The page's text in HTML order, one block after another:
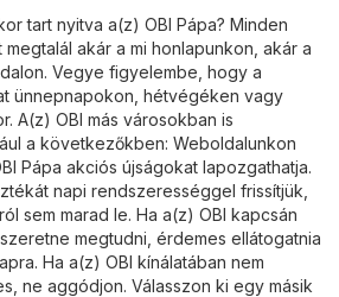
tart nyitva a(z) OBI Pápa? Minden
akár a mi honlapunkon, akár a
Vegye figyelembe, hogy a
ünnepnapokon, hétvégéken vagy
A(z) OBI más városokban is
a következőkben: Weboldalunkon
Pápa akciós újságokat lapozgathatja.
napi rendszerességgel frissítjük,
sem marad le. Ha a(z) OBI kapcsán
megtudni, érdemes ellátogatnia
Ha a(z) OBI kínálatában nem
ne aggódjon. Válasszon ki egy másik